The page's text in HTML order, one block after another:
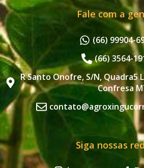
Fale com a
(66) 99904-
(66) 3564-
R Santo Onofre, S/N, Quadra5
Confresa
Siga nossas